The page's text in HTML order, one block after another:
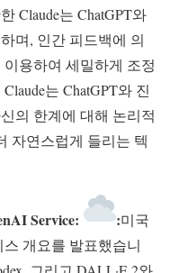
Claude는 ChatGPT와
며, 인간 피드백에 의
용하여 세밀하게 조정
는 ChatGPT와 진
의 한계에 대해 논리적
자연스럽게 들리는 텍
Service: :미국
스 개요를 발표했습니